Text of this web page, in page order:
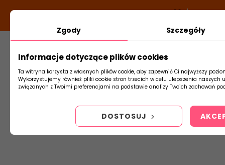
DODATKOWY RABAT Z KODEM:NEWLOOK26/
Płytki
Zgody Szczegóły
Informacje dotyczące plików cookies
Ta witryna korzysta z własnych plików cookie, aby zapewnić Ci najwyższy
Wykorzystujemy również pliki cookie stron trzecich w celu ulepszenia
związanych z Twoimi preferencjami na podstawie analizy Twoich zachowań
DOSTOSUJ